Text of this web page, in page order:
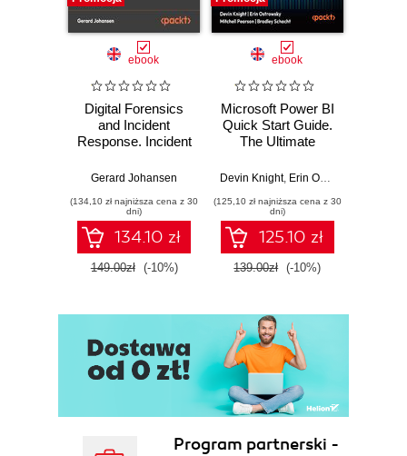
ebook
Digital Forensics
and Incident
Response. Incident
and techniques for
threat response -
Fourth Edition
Gerard Johansen
(134,10 zł najniższa cena z 30
dni)
134.10 zł
149.00zł (-10%)
ebook
Microsoft Power BI
Quick Start Guide.
The Ultimate
to Power BI, Data
Tools, and
Microsoft Fabric -
Fourth Edition
Devin Knight, Erin Ostrowsky
(125,10 zł najniższa cena z 30
dni)
125.10 zł
139.00zł (-10%)
Program partnerski -